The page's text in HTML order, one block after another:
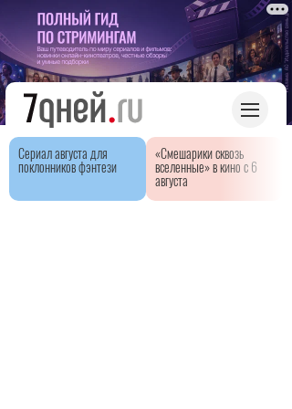
Сериал августа для
поклонников фэнтези
«Смешарики сквозь
вселенные» в кино с 6
августа